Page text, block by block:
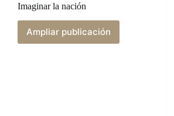
Imaginar la nación
Ampliar publicación
Imaginar